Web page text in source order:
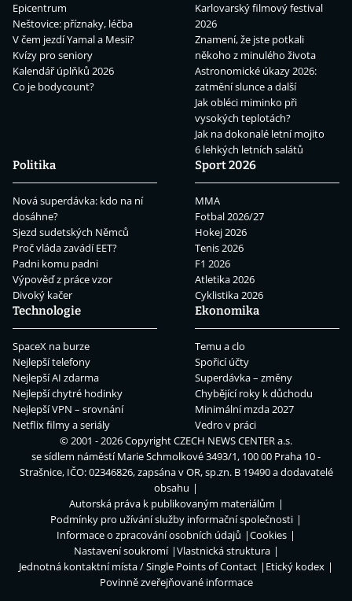
Epicentrum
Neštovice: příznaky, léčba
V čem jezdí Yamal a Mesii?
Kvízy pro seniory
Kalendář úplňků 2026
Co je bodycount?
Karlovarský filmový festival
2026
Znamení, že jste potkali
někoho z minulého života
Astronomické úkazy 2026:
zatmění slunce a další
Jak obléci miminko při
vysokých teplotách?
Jak na dokonalé letní mojito
6 lehkých letních salátů
Politika
Nová superdávka: kdo na ní
dosáhne?
Sjezd sudetských Němců
Proč vláda zavádí EET?
Padni komu padni
Výpověď z práce vzor
Divoký kačer
Sport 2026
MMA
Fotbal 2026/27
Hokej 2026
Tenis 2026
F1 2026
Atletika 2026
Cyklistika 2026
Technologie
SpaceX na burze
Nejlepší telefony
Nejlepší AI zdarma
Nejlepší chytré hodinky
Nejlepší VPN – srovnání
Netflix filmy a seriály
Ekonomika
Temu a clo
Spořicí účty
Superdávka – změny
Chybějící roky k důchodu
Minimální mzda 2027
Vedro v práci
© 2001 - 2026 CopyrightCZECH NEWS CENTER a.s.
se sídlem náměstí Marie Schmolkové 3493/1, 100 00 Praha 10 -
Strašnice, IČO: 02346826, zapsána v OR, sp.zn. B 19490 a dodavatelé
obsahu
Autorská práva k publikovaným materiálům
Podmínky pro užívání služby informační společnosti
Informace o zpracování osobních údajů
Cookies
Nastavení soukromí
Vlastnická struktura
Jednotná kontaktní místa / Single Points of Contact
Etický kodex
Povinně zveřejňované informace